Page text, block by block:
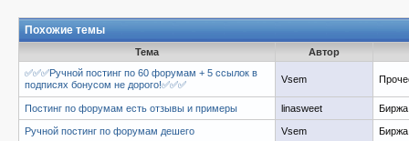
Похожие темы
Тема
Автор
✅✅✅Ручной постинг по 60 форумам + 5 ссылок в
подписях бонусом не дорого!✅✅✅
Vsem
Постинг по форумам есть отзывы и примеры linasweet Биржа
Ручной постинг по форумам дешего Vsem Биржа